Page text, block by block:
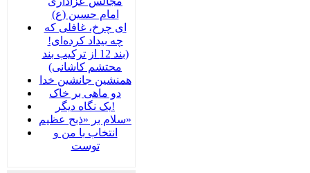
امام حسین (ع)
ای چرخ، غافلی که
چه بیداد کرده‌ای!
(بند 12 از ترکیب بند
محتشم کاشانی)
همنشین جانشین خدا
دو ماهی بر خاک
یک نگاه دیگر!
سلام بر «ذبح عظیم»
انتخاب با من و
توست